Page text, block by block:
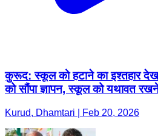
कुरूद: स्कूल को हटाने का इश्तहार
को सौंपा ज्ञापन, स्कूल को यथावत
Kurud, Dhamtari | Feb 20, 2026